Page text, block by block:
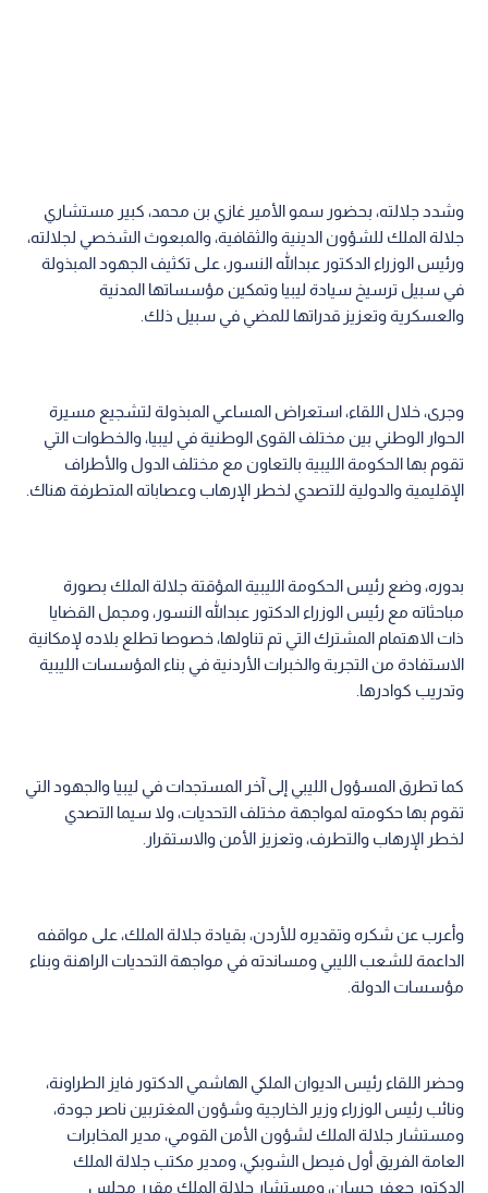
وشدد جلالته، بحضور سمو الأمير غازي بن محمد، كبير مستشاري
جلالة الملك للشؤون الدينية والثقافية، والمبعوث الشخصي لجلالته،
ورئيس الوزراء الدكتور عبدالله النسور، على تكثيف الجهود المبذولة
في سبيل ترسيخ سيادة ليبيا وتمكين مؤسساتها المدنية
والعسكرية وتعزيز قدراتها للمضي في سبيل ذلك.
وجرى، خلال اللقاء، استعراض المساعي المبذولة لتشجيع مسيرة
الحوار الوطني بين مختلف القوى الوطنية في ليبيا، والخطوات التي
تقوم بها الحكومة الليبية بالتعاون مع مختلف الدول والأطراف
الإقليمية والدولية للتصدي لخطر الإرهاب وعصاباته المتطرفة هناك.
بدوره، وضع رئيس الحكومة الليبية المؤقتة جلالة الملك بصورة
مباحثاته مع رئيس الوزراء الدكتور عبدالله النسور، ومجمل القضايا
ذات الاهتمام المشترك التي تم تناولها، خصوصا تطلع بلاده لإمكانية
الاستفادة من التجربة والخبرات الأردنية في بناء المؤسسات الليبية
وتدريب كوادرها.
كما تطرق المسؤول الليبي إلى آخر المستجدات في ليبيا والجهود التي
تقوم بها حكومته لمواجهة مختلف التحديات، ولا سيما التصدي
لخطر الإرهاب والتطرف، وتعزيز الأمن والاستقرار.
وأعرب عن شكره وتقديره للأردن، بقيادة جلالة الملك، على مواقفه
الداعمة للشعب الليبي ومساندته في مواجهة التحديات الراهنة وبناء
مؤسسات الدولة.
وحضر اللقاء رئيس الديوان الملكي الهاشمي الدكتور فايز الطراونة،
ونائب رئيس الوزراء وزير الخارجية وشؤون المغتربين ناصر جودة،
ومستشار جلالة الملك لشؤون الأمن القومي، مدير المخابرات
العامة الفريق أول فيصل الشوبكي، ومدير مكتب جلالة الملك
الدكتور جعفر حسان، ومستشار جلالة الملك مقرر مجلس